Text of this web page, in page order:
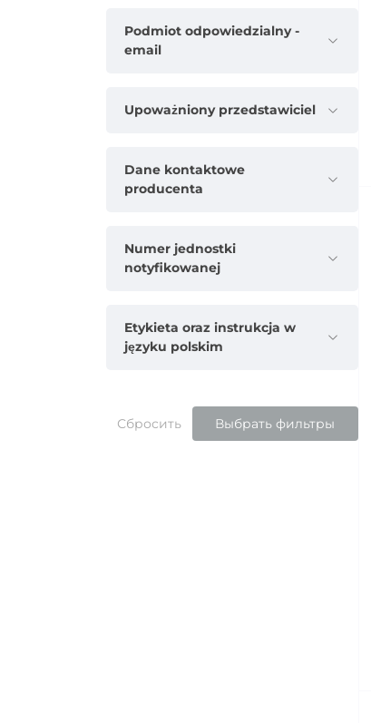
Podmiot odpowiedzialny -
email
Upoważniony przedstawiciel
Dane kontaktowe
producenta
Numer jednostki
notyfikowanej
Etykieta oraz instrukcja w
języku polskim
Сбросить Выбрать фильтры